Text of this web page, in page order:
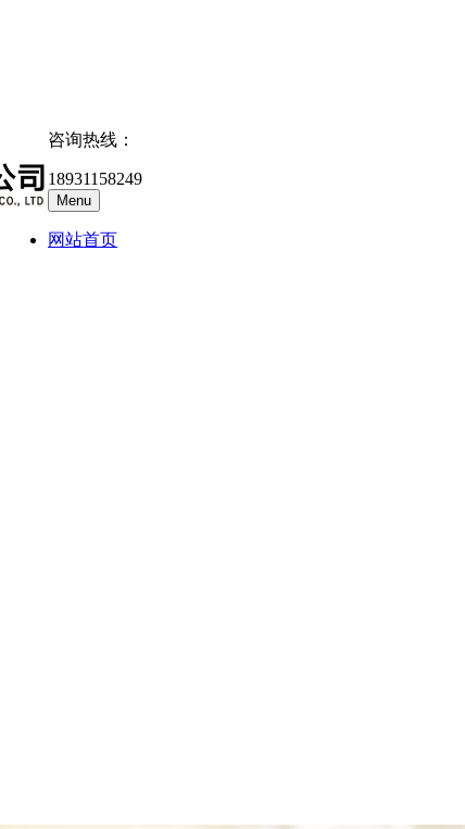
咨询热线：
18931158249
Menu
网站首页